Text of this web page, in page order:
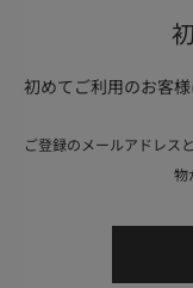
初めてご利用のお客
ご登録のメールアドレス
物